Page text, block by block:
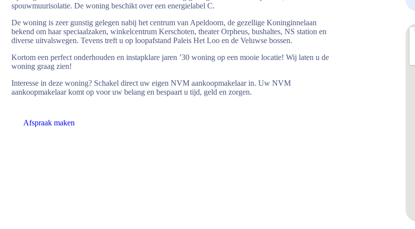
spouwmuurisolatie. De woning beschikt over een energielabel C.
De woning is zeer gunstig gelegen nabij het centrum van Apeldoorn, de gezellige Koninginnelaan
bekend om haar speciaalzaken, winkelcentrum Kerschoten, theater Orpheus, bushaltes, NS station en
diverse uitvalswegen. Tevens treft u op loopafstand Paleis Het Loo en de Veluwse bossen.
Kortom een perfect onderhouden en instapklare jaren ’30 woning op een mooie locatie! Wij laten u de
woning graag zien!
Interesse in deze woning? Schakel direct uw eigen NVM aankoopmakelaar in. Uw NVM
aankoopmakelaar komt op voor uw belang en bespaart u tijd, geld en zorgen.
Afspraak maken